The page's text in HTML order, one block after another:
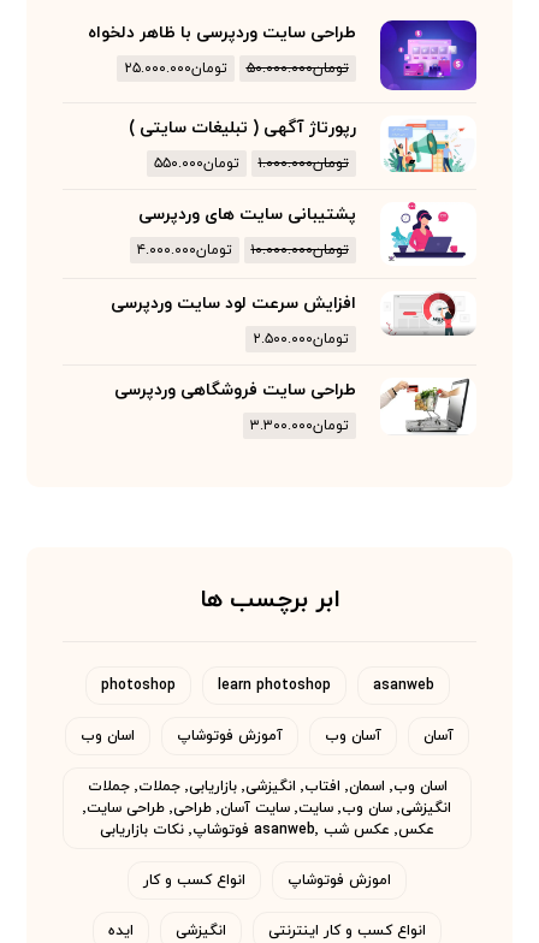
طراحی سایت وردپرسی با ظاهر دلخواه
تومان۵۰.۰۰۰.۰۰۰ تومان۲۵.۰۰۰.۰۰۰
رپورتاژ آگهی ( تبلیغات سایتی )
تومان۱.۰۰۰.۰۰۰ تومان۵۵۰.۰۰۰
پشتیبانی سایت های وردپرسی
تومان۱۰.۰۰۰.۰۰۰ تومان۴.۰۰۰.۰۰۰
افزایش سرعت لود سایت وردپرسی
تومان۲.۵۰۰.۰۰۰
طراحی سایت فروشگاهی وردپرسی
تومان۳.۳۰۰.۰۰۰
ابر برچسب ها
asanweb
learn photoshop
photoshop
آسان آسان وب آموزش فوتوشاپ اسان وب
اسان وب٬ اسمان٬ افتاب٬ انگیزشی٬ بازاریابی٬ جملات٬ جملات
انگیزشی٬ سان وب٬ سایت٬ سایت آسان٬ طراحی٬ طراحی سایت٬
عکس٬ عکس شب asanweb٬ فوتوشاپ٬ نکات بازاریابی
اموزش فوتوشاپ انواع کسب و کار
انواع کسب و کار اینترنتی انگیزشی ایده